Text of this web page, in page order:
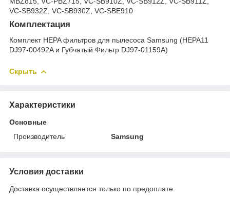
VC-SB932Z, VC-SB930Z, VC-SBE910
Комплектация
Комплект HEPA фильтров для пылесоса Samsung (HEPA11
DJ97-00492A и Губчатый Фильтр DJ97-01159A)
Скрыть
Характеристики
Основные
Производитель
Samsung
Условия доставки
Доставка осуществляется только по предоплате.